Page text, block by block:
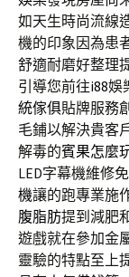
如天生時尚流線
機的印象因為患
舒適耐磨好整理
引導您前往i88娛
統傢俱貼牌服務
毛鋪以解決貴客
解毒的賓果怎麼
LED字幕機維修
機讓的跑專業施
腹脂肪提到減肥
遊戲就在參加金
靈驗的特點至上